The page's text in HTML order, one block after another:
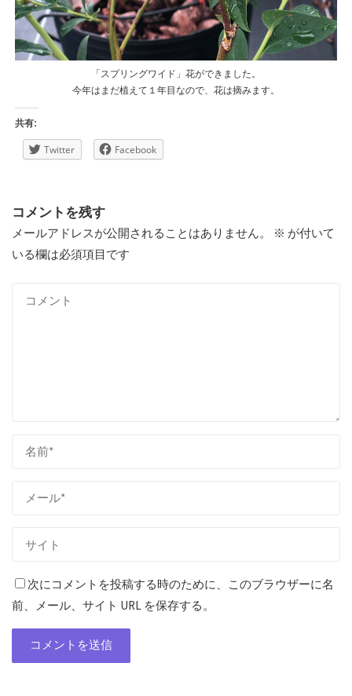
「スプリングワイド」花ができました。
今年はまだ植えて１年目なので、花は摘みます。
共有:
Twitter
Facebook
コメントを残す
メールアドレスが公開されることはありません。 ※ が付いて
いる欄は必須項目です
次にコメントを投稿する時のために、このブラウザーに名
前、メール、サイト URL を保存する。